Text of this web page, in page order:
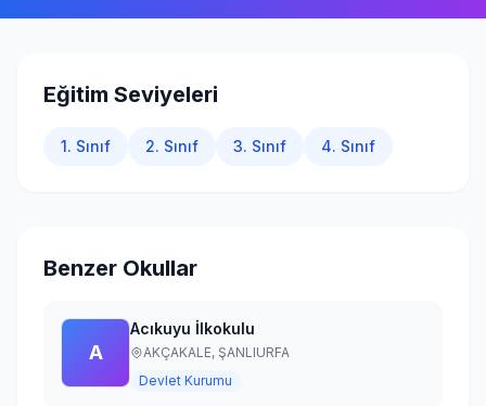
Eğitim Seviyeleri
1. Sınıf 2. Sınıf 3. Sınıf 4. Sınıf
Benzer Okullar
A
Acıkuyu İlkokulu
AKÇAKALE, ŞANLIURFA
Devlet Kurumu